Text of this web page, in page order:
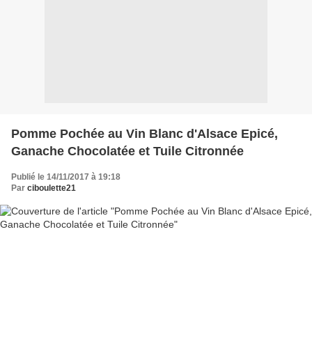
Pomme Pochée au Vin Blanc d'Alsace Epicé,
Ganache Chocolatée et Tuile Citronnée
Publié le 14/11/2017 à 19:18
Par ciboulette21